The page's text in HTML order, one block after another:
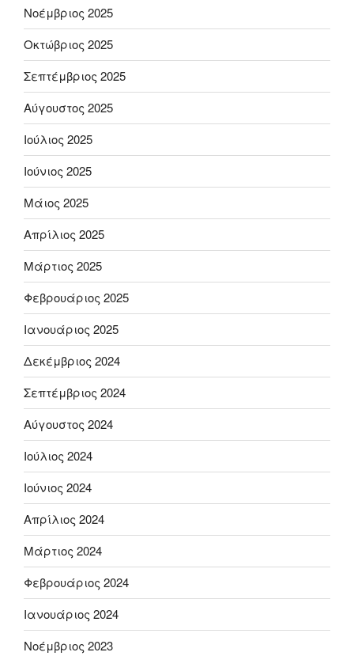
Νοέμβριος 2025
Οκτώβριος 2025
Σεπτέμβριος 2025
Αύγουστος 2025
Ιούλιος 2025
Ιούνιος 2025
Μάιος 2025
Απρίλιος 2025
Μάρτιος 2025
Φεβρουάριος 2025
Ιανουάριος 2025
Δεκέμβριος 2024
Σεπτέμβριος 2024
Αύγουστος 2024
Ιούλιος 2024
Ιούνιος 2024
Απρίλιος 2024
Μάρτιος 2024
Φεβρουάριος 2024
Ιανουάριος 2024
Νοέμβριος 2023